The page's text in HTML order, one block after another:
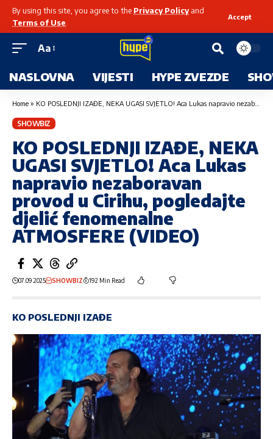
By using this site, you agree to the Privacy Policyand
Terms of Use
Accept
Aa
NASLOVNA VIJESTI HYPE ZVEZDE
Home » KO POSLEDNJI IZAĐE, NEKA UGASI SVJETLO! Aca Lukas napravio nezaboravan provod u Cirihu, pogledajte djelić fenomenalne ATMOSFERE (VIDEO)
SHOWBIZ
KO POSLEDNJI IZAĐE, NEKA
UGASI SVJETLO! Aca Lukas
napravio nezaboravan
provod u Cirihu, pogledajte
djelić fenomenalne
ATMOSFERE (VIDEO)
07.09.2025 SHOWBIZ 192 Min Read
KO POSLEDNJI IZAĐE